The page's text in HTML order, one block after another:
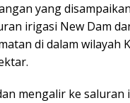
yang
irigasi New Dam
di dalam
mengalir ke